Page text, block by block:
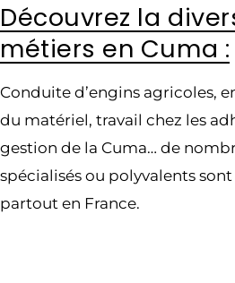
Découvrez la
métiers en Cuma :
Conduite d’engins agricoles,
du matériel, travail chez les
gestion de la Cuma… de
spécialisés ou polyvalents
partout en France.